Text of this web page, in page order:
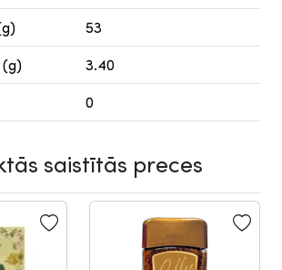
53
(g) 3.40
0
saistītās preces